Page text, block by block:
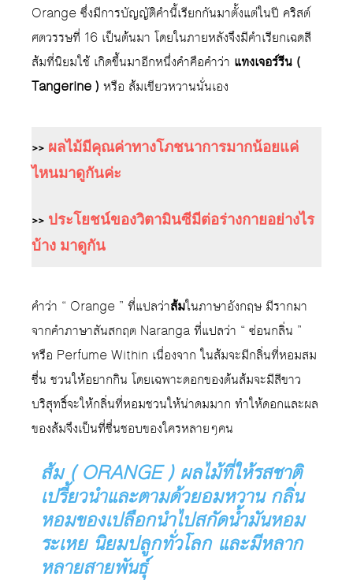
Orange ซึ่งมีการบัญญัติคำนี้เรียกกันมาตั้งแต่ในปี คริสต์
ศตวรรษที่ 16 เป็นต้นมา โดยในภายหลังจึงมีคำเรียกเฉดสี
ส้มที่นิยมใช้ เกิดขึ้นมาอีกหนึ่งคำคือคำว่า แทงเจอร์รีน (
Tangerine ) หรือ ส้มเขียวหวานนั่นเอง
>> ผลไม้มีคุณค่าทางโภชนาการมากน้อยแค่
ไหนมาดูกันค่ะ
>> ประโยชน์ของวิตามินซีมีต่อร่างกายอย่างไร
บ้าง มาดูกัน
คำว่า “ Orange ” ที่แปลว่าส้มในภาษาอังกฤษ มีรากมา
จากคำภาษาสันสกฤต Naranga ที่แปลว่า “ ซ่อนกลิ่น ”
หรือ Perfume Within เนื่องจาก ในส้มจะมีกลิ่นที่หอมสม
ชื่น ชวนให้อยากกิน โดยเฉพาะดอกของต้นส้มจะมีสีขาว
บริสุทธิ์จะให้กลิ่นที่หอมชวนให้น่าดมมาก ทำให้ดอกและผล
ของส้มจึงเป็นที่ชื่นชอบของใครหลายๆคน
ส้ม ( ORANGE ) ผลไม้ที่ให้รสชาติ
เปรี้ยวนำและตามด้วยอมหวาน กลิ่น
หอมของเปลือกนำไปสกัดน้ำมันหอม
ระเหย นิยมปลูกทั่วโลก และมีหลาก
หลายสายพันธุ์